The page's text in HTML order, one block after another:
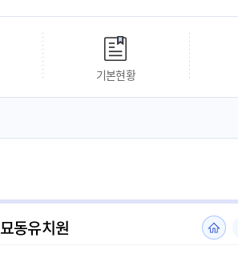
기본현황
묘동유치원